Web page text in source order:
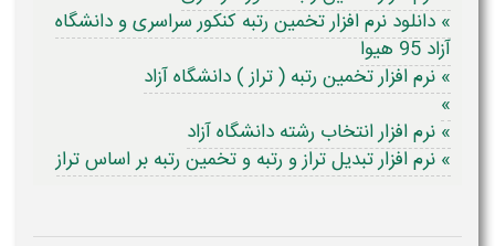
» دانلود نرم افزار تخمین رتبه کنکور سراسری و دانشگاه
آزاد 95 هیوا
» نرم افزار تخمین رتبه ( تراز ) دانشگاه آزاد
»
» نرم افزار انتخاب رشته دانشگاه آزاد
» نرم افزار تبدیل تراز و رتبه و تخمین رتبه بر اساس تراز